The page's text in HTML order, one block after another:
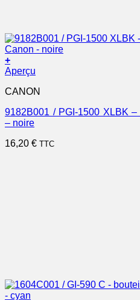
+
Aperçu
CANON
9182B001 / PGI-1500 XLBK
– noire
16,20 € TTC